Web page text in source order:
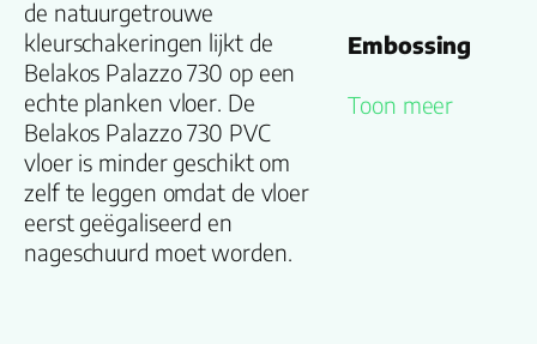
de natuurgetrouwe
kleurschakeringen lijkt de
Belakos Palazzo 730 op een
echte planken vloer. De
Belakos Palazzo 730 PVC
vloer is minder geschikt om
zelf te leggen omdat de vloer
eerst geëgaliseerd en
nageschuurd moet worden.
Embossing
Toon meer